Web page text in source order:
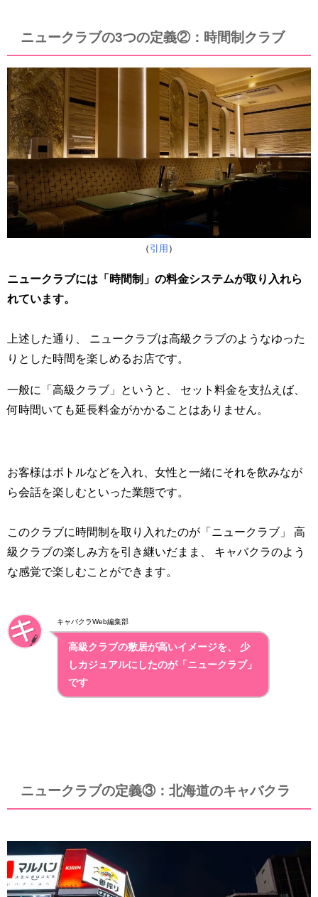
ニュークラブの3つの定義②：時間制クラブ
（ 引用 ）
ニュークラブには「時間制」の料金システムが取り入れら
れています。
上述した通り、 ニュークラブは高級クラブのようなゆった
りとした時間を楽しめるお店です。
一般に「高級クラブ」というと、 セット料金を支払えば、
何時間いても延長料金がかかることはありません。
お客様はボトルなどを入れ、女性と一緒にそれを飲みなが
ら会話を楽しむといった業態です。
このクラブに時間制を取り入れたのが「ニュークラブ」 高
級クラブの楽しみ方を引き継いだまま、 キャバクラのよう
な感覚で楽しむことができます。
キャバクラWeb編集部
高級クラブの敷居が高いイメージを、 少
しカジュアルにしたのが「ニュークラブ」
です
ニュークラブの定義③：北海道のキャバクラ